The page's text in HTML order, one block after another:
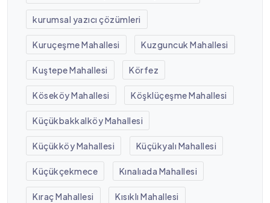
kurumsal yazıcı çözümleri
Kuruçeşme Mahallesi Kuzguncuk Mahallesi
Kuştepe Mahallesi Körfez
Köseköy Mahallesi Köşklüçeşme Mahallesi
Küçükbakkalköy Mahallesi
Küçükköy Mahallesi Küçükyalı Mahallesi
Küçükçekmece Kınalıada Mahallesi
Kıraç Mahallesi Kısıklı Mahallesi